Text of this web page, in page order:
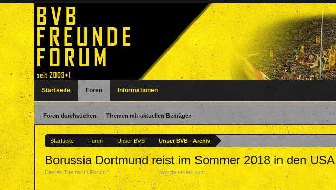
Startseite Foren Unser BVB Unser BVB - Archiv
Borussia Dortmund reist im Sommer 2018 in den USA
Dieses Thema im Forum "Unser BVB - Archiv" wurde erstellt vonnadine ,28. Januar 2018 .
Startseite Foren
Foren durchsuchen Themen mit aktuellen Beiträgen
Informationen